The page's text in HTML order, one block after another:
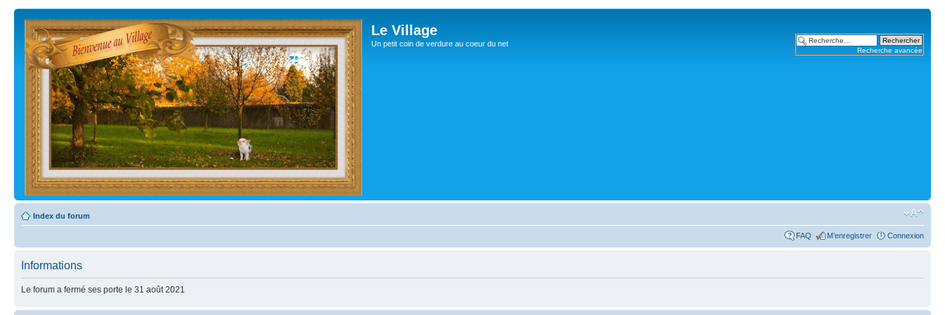
Le Village
Un petit coin de verdure au coeur du net
Recherche avancée
Index du forum
FAQ M’enregistrer Connexion
Informations
Le forum a fermé ses porte le 31 août 2021